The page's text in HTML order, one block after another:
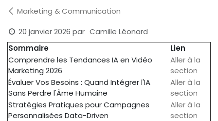
Marketing & Communication
20 janvier 2026 par Camille Léonard
Sommaire
Lien
Comprendre les Tendances IA en Vidéo
Marketing 2026
Aller à la
section
Évaluer Vos Besoins : Quand Intégrer l'IA
Sans Perdre l'Âme Humaine
Aller à la
section
Stratégies Pratiques pour Campagnes
Personnalisées Data-Driven
Aller à la
section